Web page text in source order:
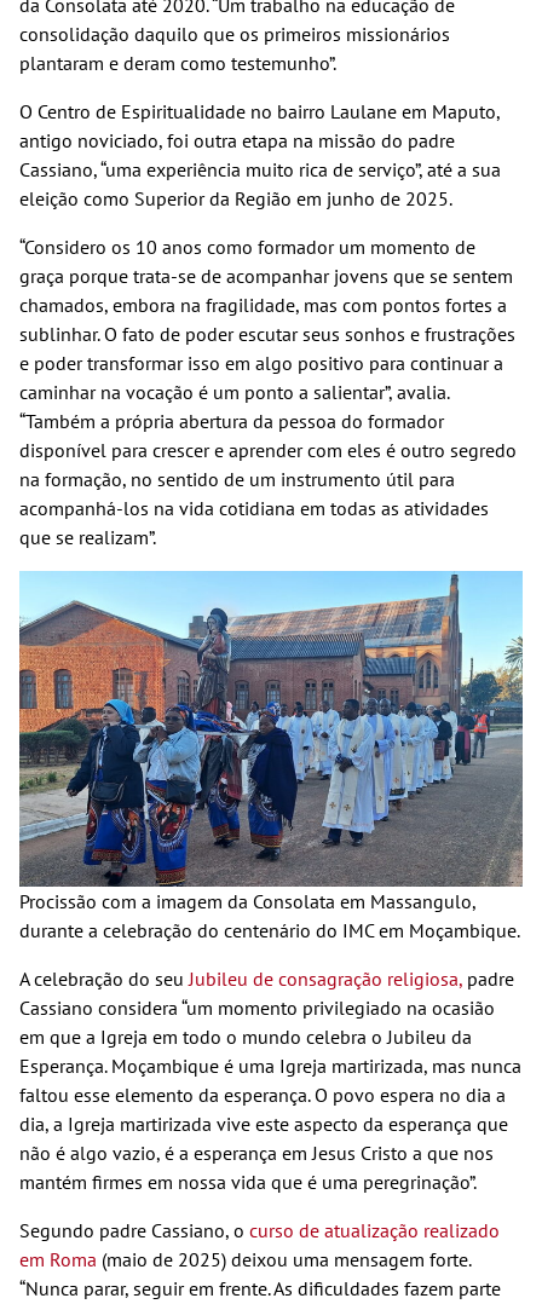
da Consolata até 2020. “Um trabalho na educação de
consolidação daquilo que os primeiros missionários
plantaram e deram como testemunho”.
O Centro de Espiritualidade no bairro Laulane em Maputo,
antigo noviciado, foi outra etapa na missão do padre
Cassiano, “uma experiência muito rica de serviço”, até a sua
eleição como Superior da Região em junho de 2025.
“Considero os 10 anos como formador um momento de
graça porque trata-se de acompanhar jovens que se sentem
chamados, embora na fragilidade, mas com pontos fortes a
sublinhar. O fato de poder escutar seus sonhos e frustrações
e poder transformar isso em algo positivo para continuar a
caminhar na vocação é um ponto a salientar”, avalia.
“Também a própria abertura da pessoa do formador
disponível para crescer e aprender com eles é outro segredo
na formação, no sentido de um instrumento útil para
acompanhá-los na vida cotidiana em todas as atividades
que se realizam”.
Procissão com a imagem da Consolata em Massangulo,
durante a celebração do centenário do IMC em Moçambique.
A celebração do seuJubileu de consagração religiosa, padre
Cassiano considera “um momento privilegiado na ocasião
em que a Igreja em todo o mundo celebra o Jubileu da
Esperança. Moçambique é uma Igreja martirizada, mas nunca
faltou esse elemento da esperança. O povo espera no dia a
dia, a Igreja martirizada vive este aspecto da esperança que
não é algo vazio, é a esperança em Jesus Cristo a que nos
mantém firmes em nossa vida que é uma peregrinação”.
Segundo padre Cassiano, o curso de atualização realizado
em Roma (maio de 2025) deixou uma mensagem forte.
“Nunca parar, seguir em frente. As dificuldades fazem parte